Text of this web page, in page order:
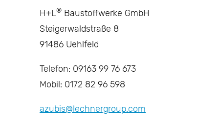
H+L® Baustoffwerke GmbH
Steigerwaldstraße 8
91486 Uehlfeld
Telefon: 09163 99 76 673
Mobil: 0172 82 96 598
azubis@lechnergroup.com